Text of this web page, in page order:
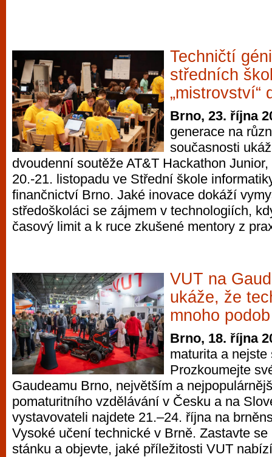
Techničtí
středních
„mistrovství“
Brno, 23. října
generace na
současnosti
dvoudenní soutěže AT&T Hackathon
20.-21. listopadu ve Střední škole
finančnictví Brno. Jaké inovace dokáží
středoškoláci se zájmem v technologiích,
časový limit a k ruce zkušené mentory z
VUT na
ukáže, že
mnoho podob
Brno, 18. října
maturita a
Prozkoumejte
Gaudeamu Brno, největším a
pomaturitního vzdělávání v Česku a na
vystavovateli najdete 21.–24. října na
Vysoké učení technické v Brně. Zastavte
stánku a objevte, jaké příležitosti VUT